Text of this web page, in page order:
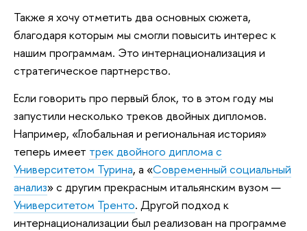
Также я хочу отметить два основных сюжета,
благодаря которым мы смогли повысить интерес к
нашим программам. Это интернационализация и
стратегическое партнерство.
Если говорить про первый блок, то в этом году мы
запустили несколько треков двойных дипломов.
Например, «Глобальная и региональная история»
теперь имеет трек двойного диплома с
Университетом Турина, а «Современный социальный
анализ» с другим прекрасным итальянским вузом —
Университетом Тренто. Другой подход к
интернационализации был реализован на программе